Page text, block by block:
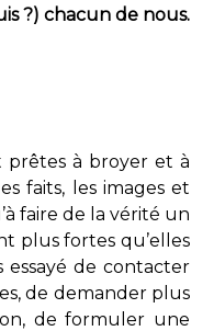
?) chacun de nous.
prêtes à broyer et à
faits, les images et
faire de la vérité un
plus fortes qu’elles
essayé de contacter
de demander plus
de formuler une